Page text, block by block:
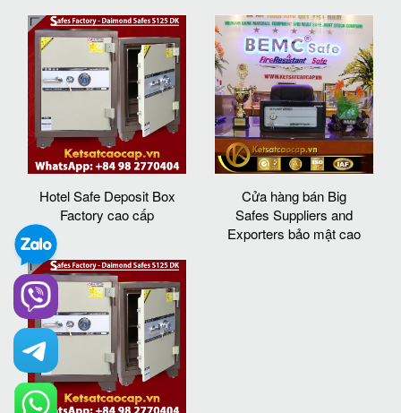
Hotel Safe Deposit Box
Factory cao cấp
Cửa hàng bán Big
Safes Suppliers and
Exporters bảo mật cao